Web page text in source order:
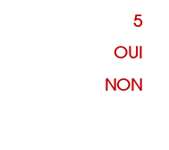
5
OUI
NON